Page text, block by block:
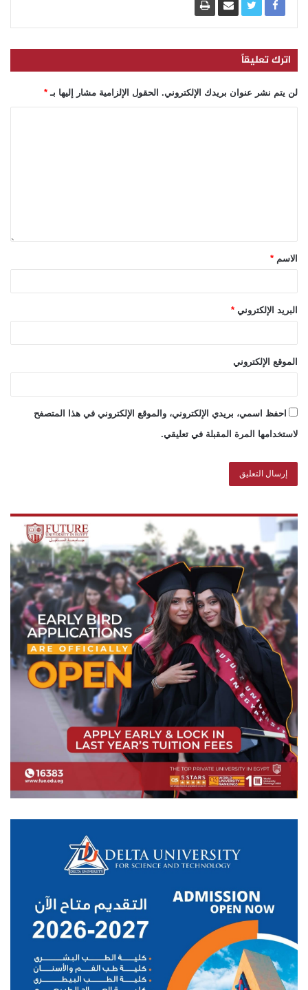
اترك تعليقاً
لن يتم نشر عنوان بريدك الإلكتروني. الحقول الإلزامية مشار إليها بـ *
الاسم *
البريد الإلكتروني *
الموقع الإلكتروني
احفظ اسمي، بريدي الإلكتروني، والموقع الإلكتروني في هذا المتصفح
لاستخدامها المرة المقبلة في تعليقي.